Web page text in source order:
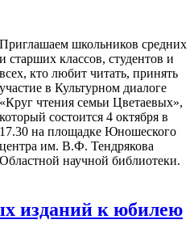
Приглашаем школьников средних
и старших классов, студентов и
всех, кто любит читать, принять
участие в Культурном диалоге
«Круг чтения семьи Цветаевых»,
который состоится 4 октября в
17.30 на площадке Юношеского
центра им. В.Ф. Тендрякова
Областной научной библиотеки.
изданий к юбилею